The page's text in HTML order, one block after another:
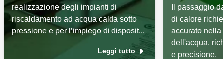
realizzazione degli impianti di
riscaldamento ad acqua calda sotto
pressione e per l’impiego di disposit...
Leggi tutto
Il passaggio
di calore
accurato
dell'acqua,
e precisione.